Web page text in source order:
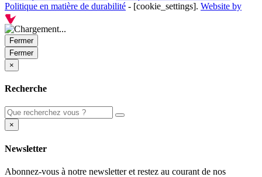
Politique en matière de durabilité - [cookie_settings]. Website by
Fermer
Fermer
×
Recherche
×
Newsletter
Abonnez-vous à notre newsletter et restez au courant de nos